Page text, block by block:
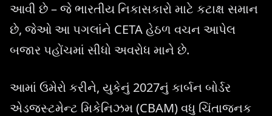
આવી છે – જે ભારતીય નિકાસકારો માટે કટાક્ષ સમાન
છે, જેઓ આ પગલાંને CETA હેઠળ વચન આપેલ
બજાર પહોંચમાં સીધો અવરોધ માને છે.
આમાં ઉમેરો કરીને, યુકેનું 2027નું કાર્બન બોર્ડર
એડજસ્ટમેન્ટ મિકેનિઝમ (CBAM) વધુ ચિંતાજનક